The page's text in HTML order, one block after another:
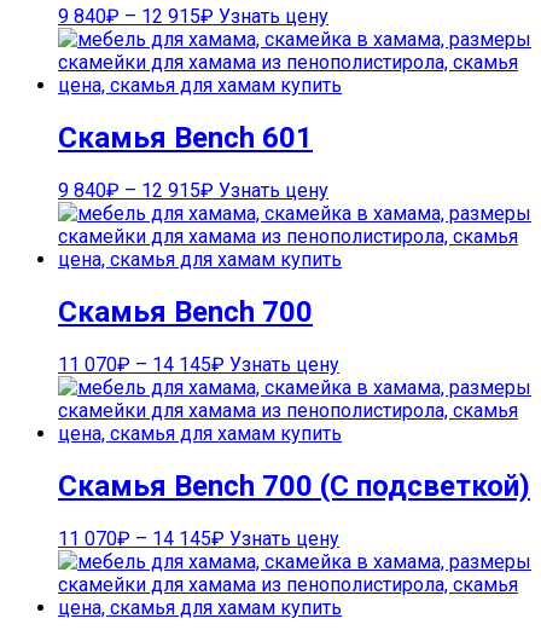
9 840₽ – 12 915₽ Узнать цену
Скамья Bench 601
9 840₽ – 12 915₽ Узнать цену
Скамья Bench 700
11 070₽ – 14 145₽ Узнать цену
Скамья Bench 700 (С подсветкой)
11 070₽ – 14 145₽ Узнать цену